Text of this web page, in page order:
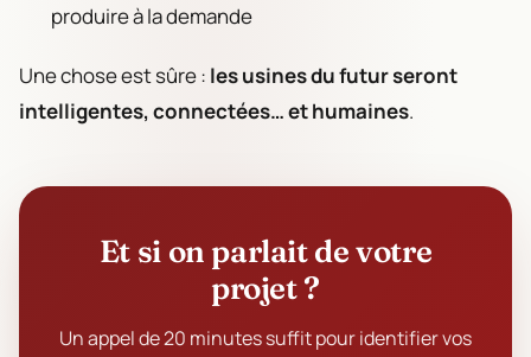
produire à la demande
Une chose est sûre : les usines du futur seront
intelligentes, connectées… et humaines.
Et si on parlait de votre
projet ?
Un appel de 20 minutes suffit pour identifier vos